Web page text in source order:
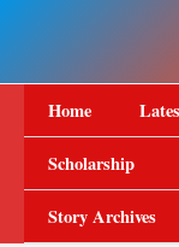
Home
Scholarship
Story Archives